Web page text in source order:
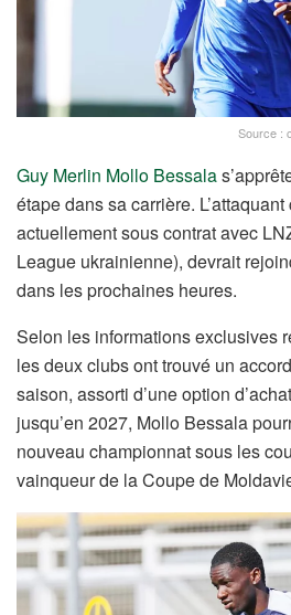
Source :
Guy Merlin Mollo Bessala
étape dans sa carrière.
actuellement sous contrat avec
League ukrainienne), devrait
dans les prochaines heures.
Selon les informations exclusives
les deux clubs ont trouvé un
saison, assorti d’une option
jusqu’en 2027, Mollo Bessala
nouveau championnat sous les
vainqueur de la Coupe de